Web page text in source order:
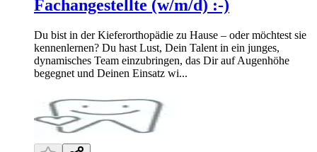
Fachangestellte (w/m/d) :-)
Du bist in der Kieferorthopädie zu Hause – oder möchtest sie
kennenlernen? Du hast Lust, Dein Talent in ein junges,
dynamisches Team einzubringen, das Dir auf Augenhöhe
begegnet und Deinen Einsatz wi...